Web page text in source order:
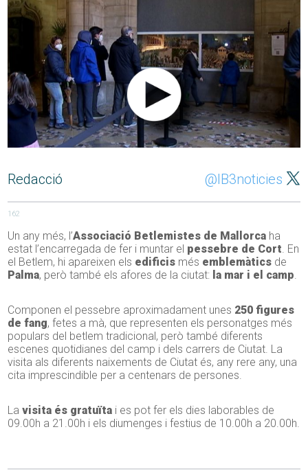
Redacció @IB3noticies
162
Un any més, l’Associació Betlemistes de Mallorca ha
estat l’encarregada de fer i muntar el pessebre de Cort. En
el Betlem, hi apareixen els edificis més emblemàtics de
Palma, però també els afores de la ciutat: la mar i el camp.
Componen el pessebre aproximadament unes 250 figures
de fang, fetes a mà, que representen els personatges més
populars del betlem tradicional, però també diferents
escenes quotidianes del camp i dels carrers de Ciutat. La
visita als diferents naixements de Ciutat és, any rere any, una
cita imprescindible per a centenars de persones.
Lavisita és gratuïta i es pot fer els dies laborables de
09.00h a 21.00h i els diumenges i festius de 10.00h a 20.00h.